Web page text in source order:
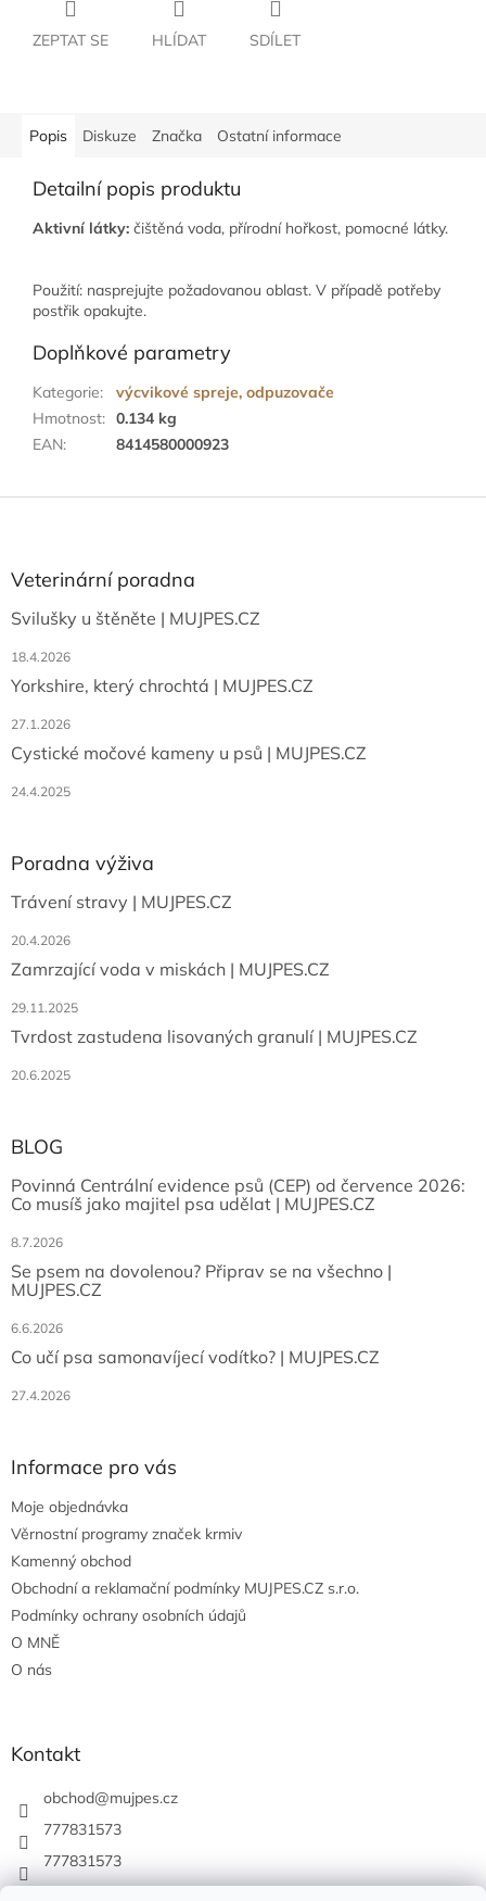
ZEPTAT SE HLÍDAT SDÍLET
Popis Diskuze Značka Ostatní informace
Detailní popis produktu
Aktivní látky: čištěná voda, přírodní hořkost, pomocné látky.
Použití: nasprejujte požadovanou oblast. V případě potřeby
postřik opakujte.
Doplňkové parametry
Kategorie:
výcvikové spreje, odpuzovače
Hmotnost: 0.134 kg
EAN: 8414580000923
aVeterinární poradna
Svilušky u štěněte | MUJPES.CZ
18.4.2026
Yorkshire, který chrochtá | MUJPES.CZ
27.1.2026
Cystické močové kameny u psů | MUJPES.CZ
24.4.2025
Poradna výživa
Trávení stravy | MUJPES.CZ
20.4.2026
Zamrzající voda v miskách | MUJPES.CZ
29.11.2025
Tvrdost zastudena lisovaných granulí | MUJPES.CZ
20.6.2025
BLOG
Povinná Centrální evidence psů (CEP) od července 2026:
Co musíš jako majitel psa udělat | MUJPES.CZ
8.7.2026
Se psem na dovolenou? Připrav se na všechno |
MUJPES.CZ
6.6.2026
Co učí psa samonavíjecí vodítko? | MUJPES.CZ
27.4.2026
Informace pro vás
Moje objednávka
Věrnostní programy značek krmiv
Kamenný obchod
Obchodní a reklamační podmínky MUJPES.CZ s.r.o.
Podmínky ochrany osobních údajů
O MNĚ
O nás
Kontakt
obchod@mujpes.cz
777831573
777831573